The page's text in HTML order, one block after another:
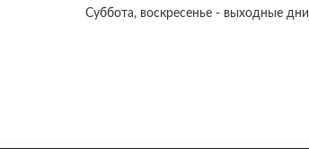
Суббота, воскресенье - выходные дни